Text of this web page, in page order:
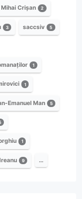
Mihai Crișan 2
3 saccsiv 5
1
1
Emanuel Man 5
1
9 …